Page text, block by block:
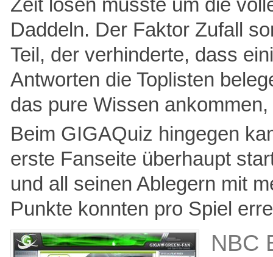
Zeit lösen musste um die
Daddeln. Der Faktor Zufall
Teil, der verhinderte, dass
Antworten die Toplisten
das pure Wissen
Beim GIGAQuiz hingegen
erste Fanseite überhaupt
und all seinen Ablegern mit
Punkte konnten pro Spiel
NBC